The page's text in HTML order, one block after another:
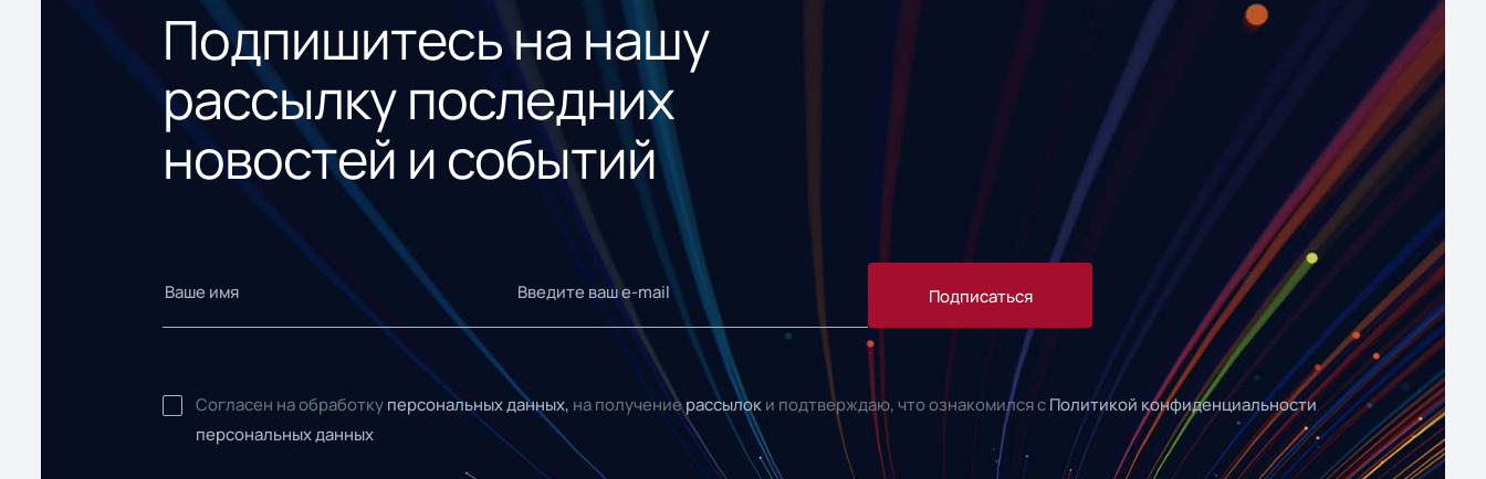
Подпишитесь на нашу
рассылку последних
новостей и событий
Подписаться
Согласен на обработку персональных данных, на получениерассылок и подтверждаю, что ознакомился с Политикой конфиденциальности
персональных данных